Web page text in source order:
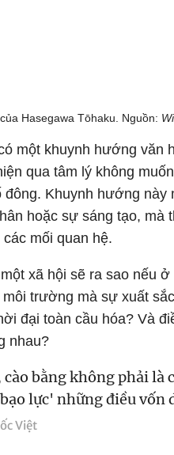
của Hasegawa Tōhaku. Nguồn:
một khuynh hướng văn
qua tâm lý không
đông. Khuynh hướng
hoặc sự sáng tạo, mà
mối quan hệ.
xã hội sẽ ra sao nếu
trường mà sự xuất
đại toàn cầu hóa? Và
nhau?
bằng không phải là
lực' những điều vốn
Việt